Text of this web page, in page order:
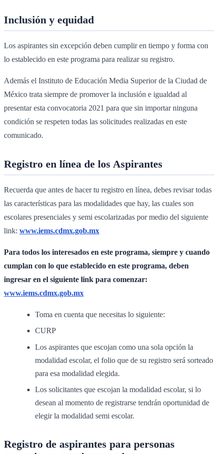
Inclusión y equidad
Los aspirantes sin excepción deben cumplir en tiempo y forma con
lo establecido en este programa para realizar su registro.
Además el Instituto de Educación Media Superior de la Ciudad de
México trata siempre de promover la inclusión e igualdad al
presentar esta convocatoria 2021 para que sin importar ninguna
condición se respeten todas las solicitudes realizadas en este
comunicado.
Registro en línea de los Aspirantes
Recuerda que antes de hacer tu registro en línea, debes revisar todas
las características para las modalidades que hay, las cuales son
escolares presenciales y semi escolarizadas por medio del siguiente
link: www.iems.cdmx.gob.mx
Para todos los interesados en este programa, siempre y cuando
cumplan con lo que establecido en este programa, deben
ingresar en el siguiente link para comenzar:
www.iems.cdmx.gob.mx
Toma en cuenta que necesitas lo siguiente:
CURP
Los aspirantes que escojan como una sola opción la
modalidad escolar, el folio que de su registro será sorteado
para esa modalidad elegida.
Los solicitantes que escojan la modalidad escolar, si lo
desean al momento de registrarse tendrán oportunidad de
elegir la modalidad semi escolar.
Registro de aspirantes para personas